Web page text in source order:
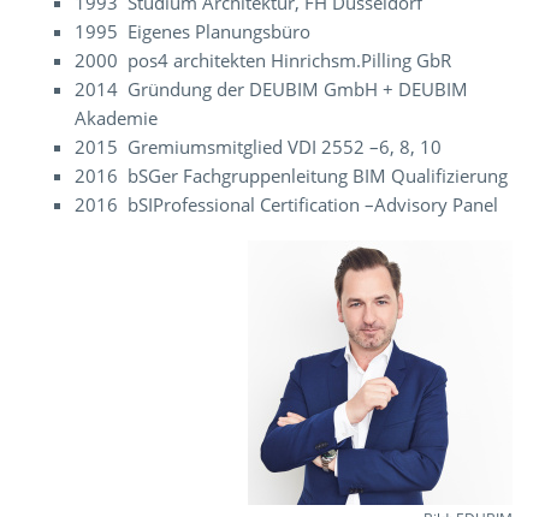
1995 Eigenes Planungsbüro
2000 pos4 architekten Hinrichsm.Pilling GbR
2014 Gründung der DEUBIM GmbH + DEUBIM
Akademie
2015 Gremiumsmitglied VDI 2552 –6, 8, 10
2016 bSGer Fachgruppenleitung BIM Qualifizierung
2016 bSIProfessional Certification –Advisory Panel